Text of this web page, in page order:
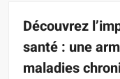
Découvrez
santé : une
maladies